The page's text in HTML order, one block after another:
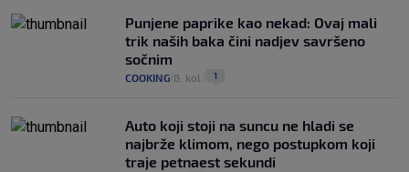
Punjene paprike kao nekad: Ovaj mali
trik naših baka čini nadjev savršeno
sočnim
COOKING 8. kol. 1
Auto koji stoji na suncu ne hladi se
najbrže klimom, nego postupkom koji
traje petnaest sekundi